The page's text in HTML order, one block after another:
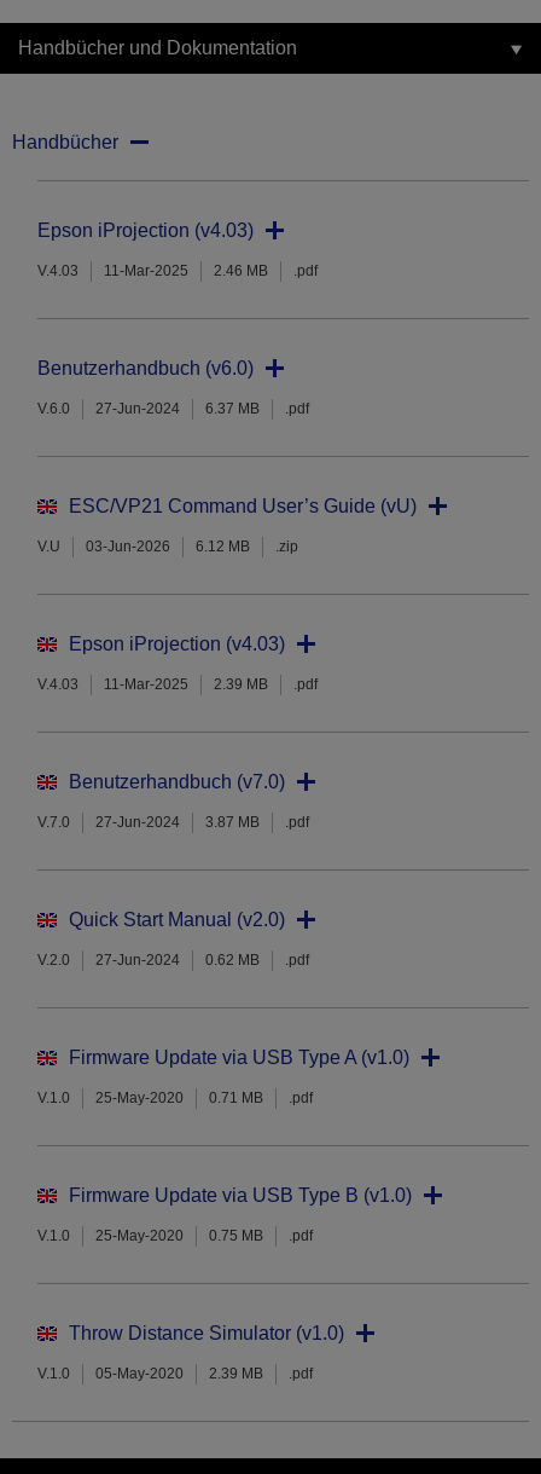
Handbücher und Dokumentation
Handbücher
Epson iProjection (v4.03)
V.4.03 11-Mar-2025 2.46 MB .pdf
Benutzerhandbuch (v6.0)
V.6.0 27-Jun-2024 6.37 MB .pdf
ESC/VP21 Command User’s Guide (vU)
V.U 03-Jun-2026 6.12 MB .zip
Epson iProjection (v4.03)
V.4.03 11-Mar-2025 2.39 MB .pdf
Benutzerhandbuch (v7.0)
V.7.0 27-Jun-2024 3.87 MB .pdf
Quick Start Manual (v2.0)
V.2.0 27-Jun-2024 0.62 MB .pdf
Firmware Update via USB Type A (v1.0)
V.1.0 25-May-2020 0.71 MB .pdf
Firmware Update via USB Type B (v1.0)
V.1.0 25-May-2020 0.75 MB .pdf
Throw Distance Simulator (v1.0)
V.1.0 05-May-2020 2.39 MB .pdf